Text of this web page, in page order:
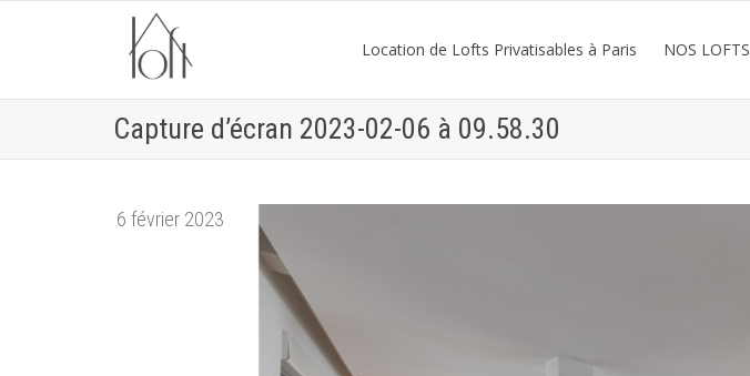
Location de Lofts Privatisables à Paris NOS LOFTS
Capture d’écran 2023-02-06 à 09.58.30
6 février 2023